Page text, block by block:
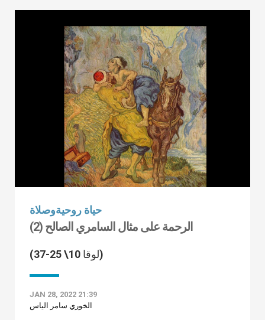
حياة روحيةوصلاة
الرحمة على مثال السامري الصالح (2)
(لوقا 10\ 25-37)
JAN 28, 2022 21:39
الخوري سامر الياس